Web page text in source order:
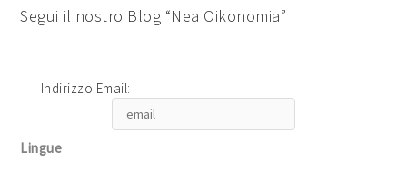
Segui il nostro Blog “Nea Oikonomia”
Indirizzo Email:
Lingue